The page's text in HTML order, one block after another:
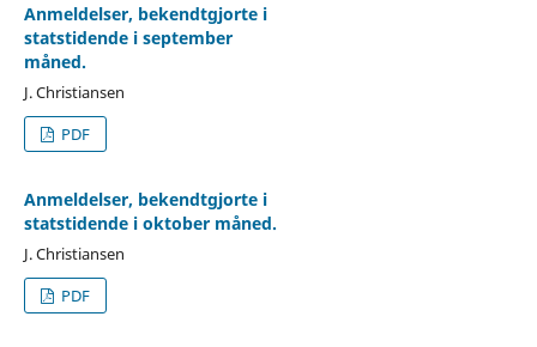
Anmeldelser, bekendtgjorte i
statstidende i september
måned.
J. Christiansen
PDF
Anmeldelser, bekendtgjorte i
statstidende i oktober måned.
J. Christiansen
PDF